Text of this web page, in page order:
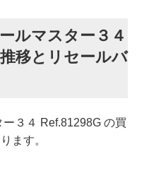
ルマスター３４
移とリセールバ
３４ Ref.81298G の買
ます。